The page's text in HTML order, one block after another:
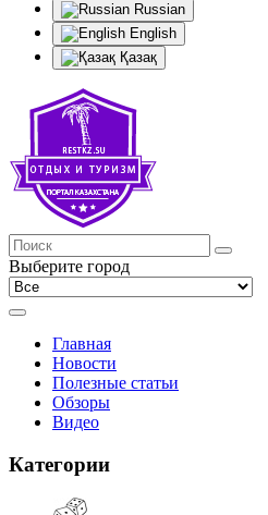
Russian
English
Қазақ
Выберите город
Главная
Новости
Полезные статьи
Обзоры
Видео
Категории